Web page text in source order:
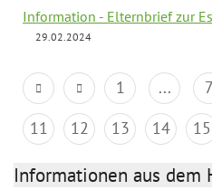
Information - Elternbrief zur
29.02.2024
1 ... 7
11
12 13 14 15
Informationen aus dem